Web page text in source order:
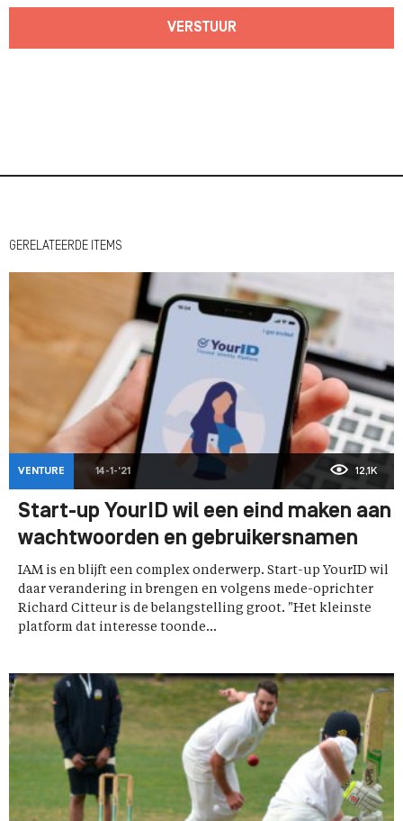
VERSTUUR
GERELATEERDE ITEMS
VENTURE 14-1-'21 12,1K
Start-up YourID wil een eind maken aan
wachtwoorden en gebruikersnamen
IAM is en blijft een complex onderwerp. Start-up YourID wil
daar verandering in brengen en volgens mede-oprichter
Richard Citteur is de belangstelling groot. "Het kleinste
platform dat interesse toonde...